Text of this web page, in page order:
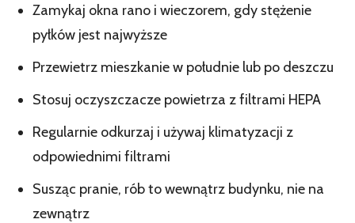
Zamykaj okna rano i wieczorem, gdy stężenie
pyłków jest najwyższe
Przewietrz mieszkanie w południe lub po deszczu
Stosuj oczyszczacze powietrza z filtrami HEPA
Regularnie odkurzaj i używaj klimatyzacji z
odpowiednimi filtrami
Susząc pranie, rób to wewnątrz budynku, nie na
zewnątrz